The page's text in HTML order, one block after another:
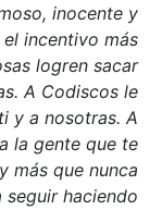
inocente y
incentivo más
logren sacar
A Codiscos le
y a nosotras. A
la gente que te
más que nunca
seguir haciendo